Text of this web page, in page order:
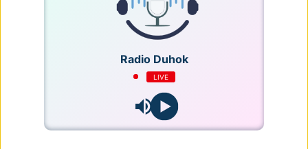
Radio Duhok
LIVE